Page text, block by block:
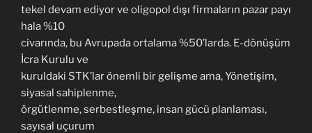
tekel devam ediyor ve oligopol dışı firmaların pazar payı
hala %10
civarında, bu Avrupada ortalama %50’larda. E-dönüşüm
İcra Kurulu ve
kuruldaki STK’lar önemli bir gelişme ama, Yönetişim,
siyasal sahiplenme,
örgütlenme, serbestleşme, insan gücü planlaması,
sayısal uçurum